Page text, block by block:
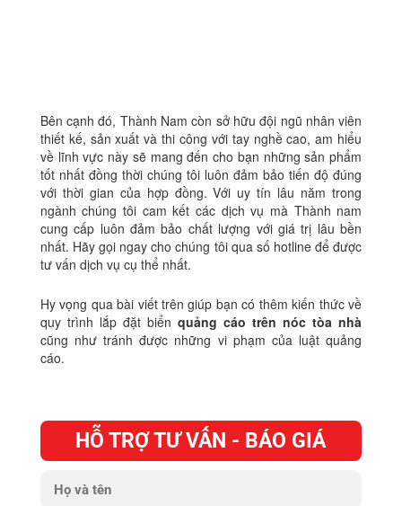
Bên cạnh đó, Thành Nam còn sở hữu đội ngũ nhân viên
thiết kế, sản xuất và thi công với tay nghề cao, am hiểu
về lĩnh vực này sẽ mang đến cho bạn những sản phẩm
tốt nhất đồng thời chúng tôi luôn đảm bảo tiến độ đúng
với thời gian của hợp đồng.Với uy tín lâu năm trong
ngành chúng tôi cam kết các dịch vụ mà Thành nam
cung cấp luôn đảm bảo chất lượng với giá trị lâu bền
nhất. Hãy gọi ngay cho chúng tôi qua số hotline để được
tư vấn dịch vụ cụ thể nhất.
Hy vọng qua bài viết trên giúp bạn có thêm kiến thức về
quy trình lắp đặt biển quảng cáo trên nóc tòa nhà
cũng như tránh được những vi phạm của luật quảng
cáo.
HỖ TRỢ TƯ VẤN - BÁO GIÁ